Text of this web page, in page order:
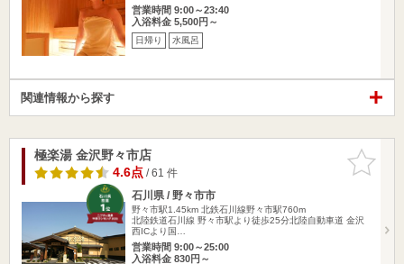
営業時間 9:00～23:40
入浴料金 5,500円～
日帰り 水風呂
関連情報から探す
お気に入
りに追加
極楽湯 金沢野々市店
4.6点/ 61 件
石川県 / 野々市市
野々市駅1.45km 北鉄石川線野々市駅760m
北陸鉄道石川線 野々市駅より徒歩25分北陸自動車道 金沢
西ICより国…
営業時間 9:00～25:00
入浴料金 830円～